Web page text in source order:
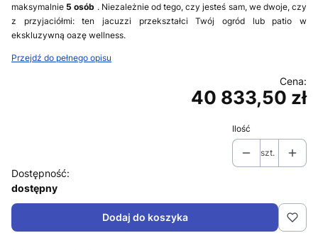
maksymalnie5 osób . Niezależnie od tego, czy jesteś sam, we dwoje, czy
z przyjaciółmi: ten jacuzzi przekształci Twój ogród lub patio w
ekskluzywną oazę wellness.
Przejdź do pełnego opisu
Cena
40 833,50 zł
Ilość
szt.
Dostępność:
dostępny
Dodaj do koszyka